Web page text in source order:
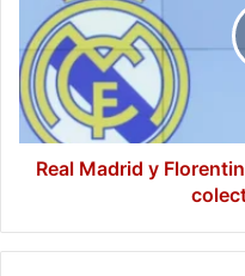
Florentino
Pérez,
denunciados
por
el
colectivo
arbitral
Real Madrid y